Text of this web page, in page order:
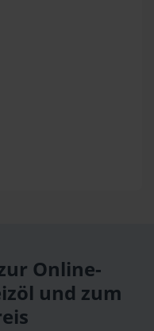
Online-
und zum